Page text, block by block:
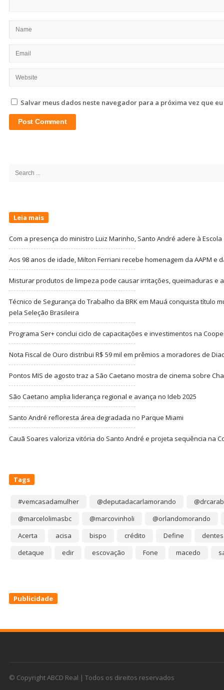
Salvar meus dados neste navegador para a próxima vez que
Search
Leia mais
Com a presença do ministro Luiz Marinho, Santo André adere à
Aos 98 anos de idade, Milton Ferriani recebe homenagem da AAPM e
Misturar produtos de limpeza pode causar irritações, queimaduras e
Técnico de Segurança do Trabalho da BRK em Mauá conquista título
pela Seleção Brasileira
Programa Ser+ conclui ciclo de capacitações e investimentos na
Nota Fiscal de Ouro distribui R$ 59 mil em prêmios a moradores de
Pontos MIS de agosto traz a São Caetano mostra de cinema sobre
São Caetano amplia liderança regional e avança no Ideb 2025
Santo André refloresta área degradada no Parque Miami
Cauã Soares valoriza vitória do Santo André e projeta sequência na
Tags
#vemcasadamulher @deputadacarlamorando
@marcelolimasbc
@marcovinholi
@orlandomorando
Acerta
acisa bispo crédito Define
dentes
detaque
edir escovação Fone macedo
Publicidade
© Copyright ABCD Real | Todos os direitos reservados